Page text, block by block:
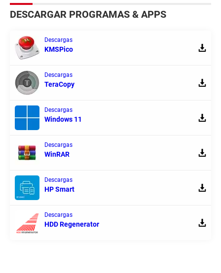
DESCARGAR PROGRAMAS & APPS
Descargas
KMSPico
Descargas
TeraCopy
Descargas
Windows 11
Descargas
WinRAR
Descargas
HP Smart
Descargas
HDD Regenerator